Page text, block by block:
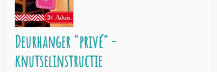
Deurhanger "privé" -
knutselinstructie